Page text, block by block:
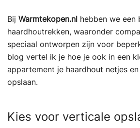
Bij Warmtekopen.nl hebben we een
haardhoutrekken, waaronder
speciaal ontworpen zijn voor
blog vertel ik je hoe je ook in een
appartement je haardhout netjes
opslaan.
Kies voor verticale